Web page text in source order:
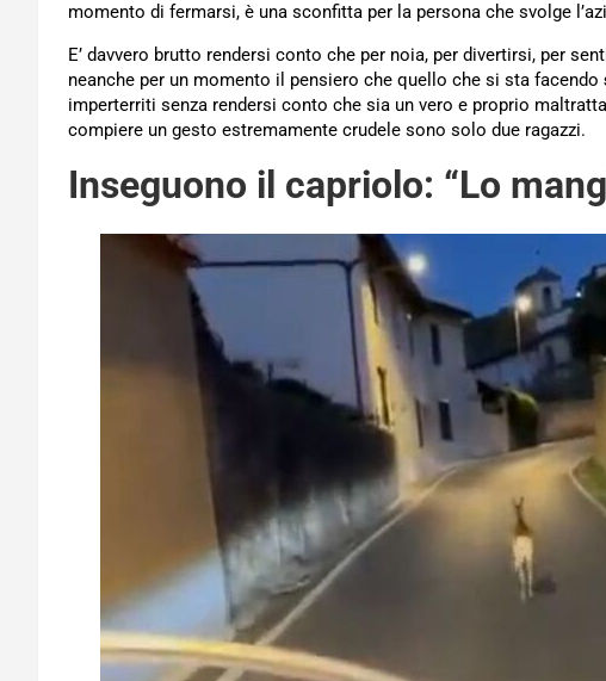
momento di fermarsi, è una sconfitta per la persona che svolge
E’ davvero brutto rendersi conto che per noia, per divertirsi, per
neanche per un momento il pensiero che quello che si sta facendo
imperterriti senza rendersi conto che sia un vero e proprio
compiere un gesto estremamente crudele sono solo due ragazzi.
Inseguono il capriolo: “Lo